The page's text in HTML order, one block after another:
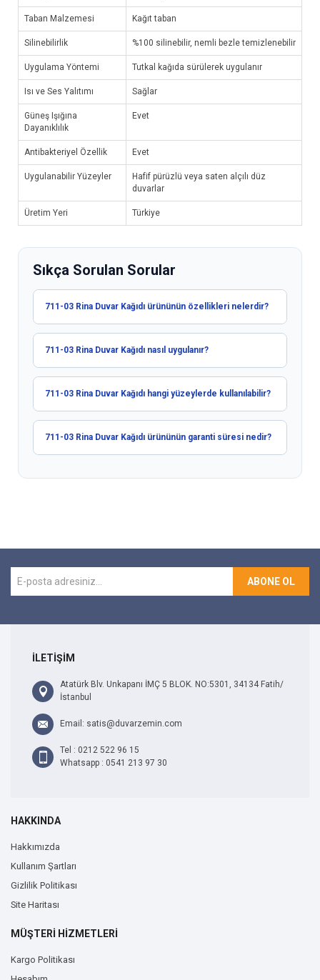
Taban Malzemesi Kağıt taban
Silinebilirlik %100 silinebilir, nemli bezle temizlenebilir
Uygulama Yöntemi Tutkal kağıda sürülerek uygulanır
Isı ve Ses Yalıtımı Sağlar
Güneş Işığına
Dayanıklılık
Evet
Antibakteriyel Özellik Evet
Uygulanabilir Yüzeyler
Hafif pürüzlü veya saten alçılı düz
duvarlar
Üretim Yeri Türkiye
Sıkça Sorulan Sorular
711-03 Rina Duvar Kağıdı ürününün özellikleri nelerdir?
711-03 Rina Duvar Kağıdı nasıl uygulanır?
711-03 Rina Duvar Kağıdı hangi yüzeylerde kullanılabilir?
711-03 Rina Duvar Kağıdı ürününün garanti süresi nedir?
ABONE OL
İLETİŞİM
Atatürk Blv. Unkapanı İMÇ 5 BLOK. NO:5301, 34134 Fatih/
İstanbul
Email: satis@duvarzemin.com
Tel : 0212 522 96 15
Whatsapp : 0541 213 97 30
HAKKINDA
Hakkımızda
Kullanım Şartları
Gizlilik Politikası
Site Haritası
MÜŞTERİ HİZMETLERİ
Kargo Politikası